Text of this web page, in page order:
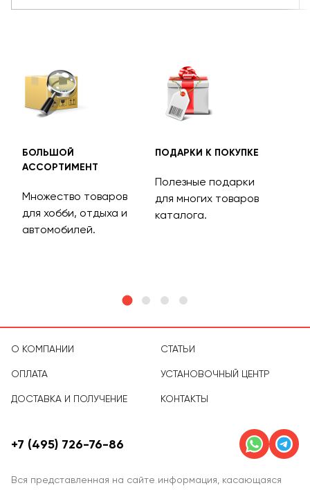
БОЛЬШОЙ
АССОРТИМЕНТ
Множество товаров
для хобби, отдыха и
автомобилей.
ПОДАРКИ К ПОКУПКЕ
Полезные подарки
для многих товаров
каталога.
О КОМПАНИИ
ОПЛАТА
ДОСТАВКА И ПОЛУЧЕНИЕ
СТАТЬИ
УСТАНОВОЧНЫЙ ЦЕНТР
КОНТАКТЫ
Вся представленная на сайте информация, касающаяся
+7 (495) 726-76-86